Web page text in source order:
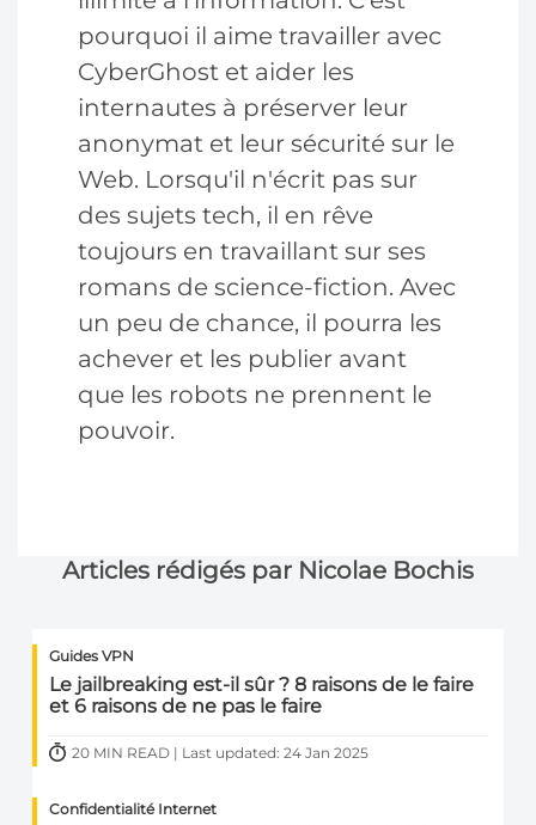
pourquoi il aime travailler avec
CyberGhost et aider les
internautes à préserver leur
anonymat et leur sécurité sur le
Web. Lorsqu'il n'écrit pas sur
des sujets tech, il en rêve
toujours en travaillant sur ses
romans de science-fiction. Avec
un peu de chance, il pourra les
achever et les publier avant
que les robots ne prennent le
pouvoir.
Articles rédigés par Nicolae Bochis
Guides VPN
Le jailbreaking est-il sûr ? 8 raisons de le faire
et 6 raisons de ne pas le faire
20 MIN READ | Last updated: 24 Jan 2025
Confidentialité Internet